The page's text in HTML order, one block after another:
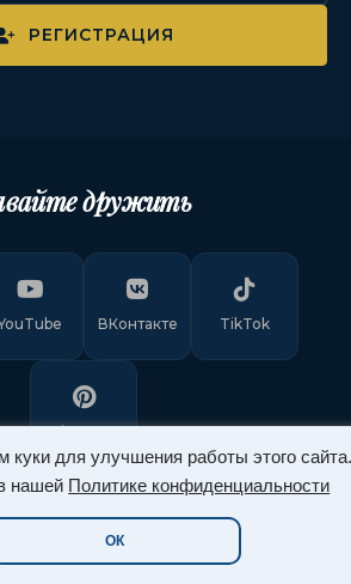
куки для улучшения работы этого сайта.
нашей Политике конфиденциальности
ОК
РЕГИСТРАЦИЯ
дружить
ВКонтакте TikTok
Pinterest